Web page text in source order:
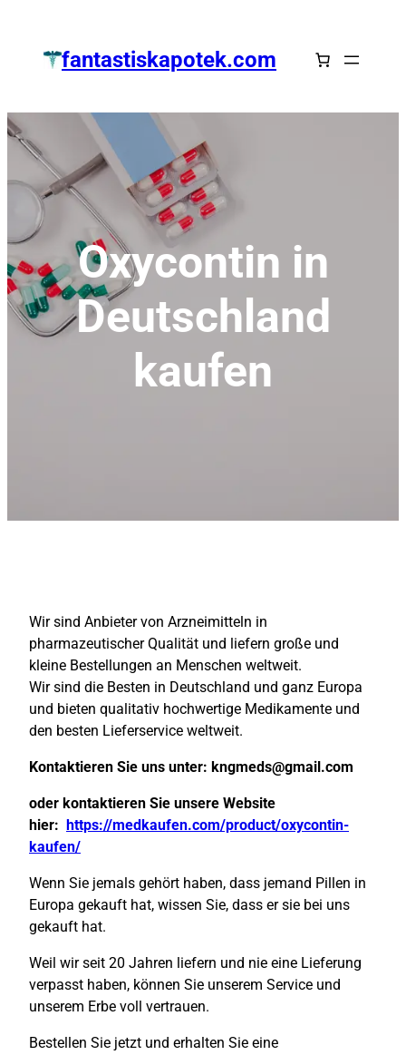
springenfantastiskapotek.com
Oxycontin in
Deutschland
kaufen
Wir sind Anbieter von Arzneimitteln in
pharmazeutischer Qualität und liefern große und
kleine Bestellungen an Menschen weltweit.
Wir sind die Besten in Deutschland und ganz Europa
und bieten qualitativ hochwertige Medikamente und
den besten Lieferservice weltweit.
Kontaktieren Sie uns unter: kngmeds@gmail.com
oder kontaktieren Sie unsere Website
hier:
https://medkaufen.com/product/oxycontin-
kaufen/
Wenn Sie jemals gehört haben, dass jemand Pillen in
Europa gekauft hat, wissen Sie, dass er sie bei uns
gekauft hat.
Weil wir seit 20 Jahren liefern und nie eine Lieferung
verpasst haben, können Sie unserem Service und
unserem Erbe voll vertrauen.
Bestellen Sie jetzt und erhalten Sie eine